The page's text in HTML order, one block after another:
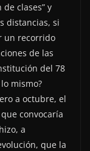
clases” y
distancias, si
un recorrido
de las
del 78
mismo?
a octubre, el
convocaría
a
que la